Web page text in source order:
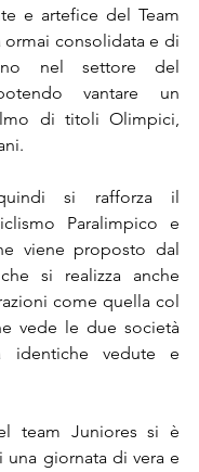
e artefice del Team
consolidata e di
nel settore del
vantare un
di titoli Olimpici,
si rafforza il
Paralimpico e
viene proposto dal
si realizza anche
come quella col
vede le due società
identiche vedute e
team Juniores si è
giornata di vera e